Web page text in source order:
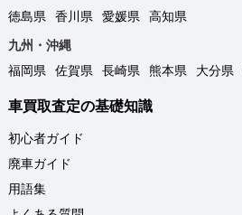
徳島県
香川県 愛媛県
高知県
九州・沖縄
福岡県
佐賀県 長崎県 熊本県 大分県
車買取査定の基礎知識
初心者ガイド
廃車ガイド
用語集